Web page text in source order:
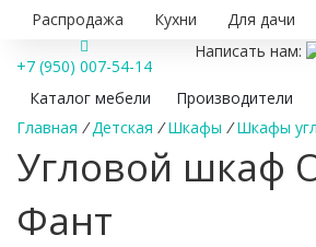
Распродажа
Кухни Для дачи
+7 (950) 007-54-14
Написать нам:
Каталог мебели
Производители
Главная / Детская / Шкафы / Шкафы
Угловой шкаф
Фант